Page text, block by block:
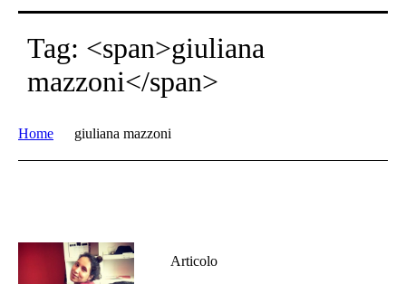
Tag: <span>giuliana
mazzoni</span>
Home giuliana mazzoni
Articolo